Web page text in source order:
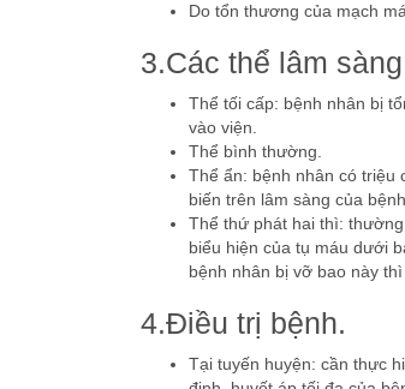
Do tổn thương của mạch
3.Các thể lâm
Thể tối cấp: bệnh nhân bị
vào viện.
Thể bình thường.
Thể ẩn: bệnh nhân có triệu
biến trên lâm sàng của
Thể thứ phát hai thì:
biểu hiện của tụ máu dưới
bệnh nhân bị vỡ bao này
4.Điều trị bệnh.
Tại tuyến huyện: cần thực